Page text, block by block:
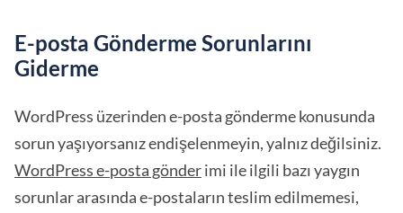
E-posta Gönderme Sorunlarını
Giderme
WordPress üzerinden e-posta gönderme konusunda
sorun yaşıyorsanız endişelenmeyin, yalnız değilsiniz.
WordPress e-posta gönderimi ile ilgili bazı yaygın
sorunlar arasında e-postaların teslim edilmemesi,